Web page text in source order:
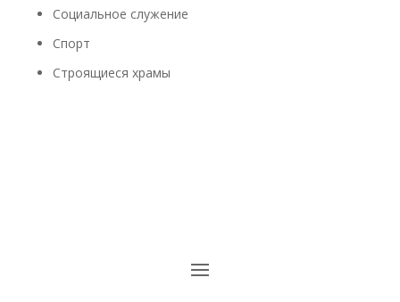
Социальное служение
Спорт
Строящиеся храмы